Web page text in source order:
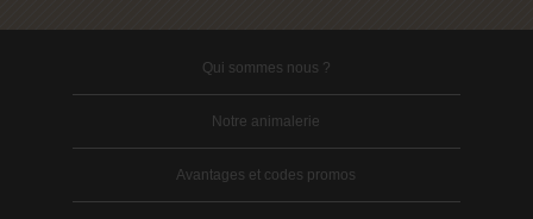
Qui sommes nous ?
Notre animalerie
Avantages et codes promos